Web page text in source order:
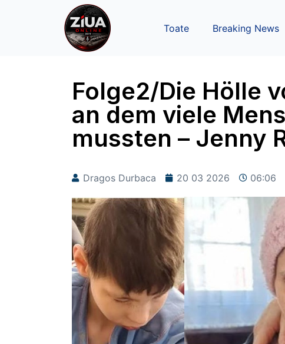
Toate Breaking News
Folge2/Die Hölle
an dem viele
mussten – Jenny
Dragos Durbaca 20 03 2026 06:06